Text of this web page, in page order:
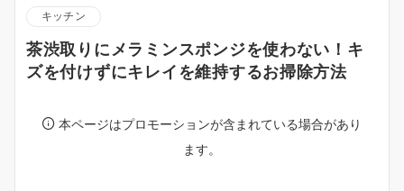
キッチン
茶渋取りにメラミンスポンジを使わない！キ
ズを付けずにキレイを維持するお掃除方法
本ページはプロモーションが含まれている場合があり
ます。